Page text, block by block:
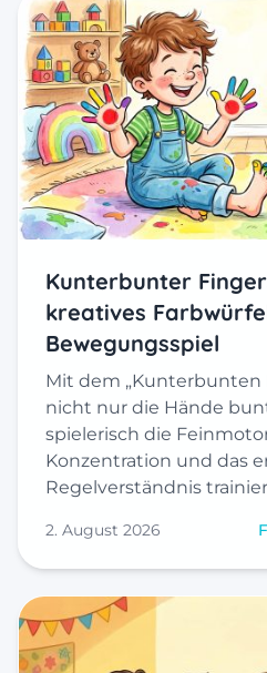
Kunterbunter
kreatives
Bewegungsspiel
Mit dem „Kunterbunten
nicht nur die Hände
spielerisch die
Konzentration und das
Regelverständnis
2. August 2026